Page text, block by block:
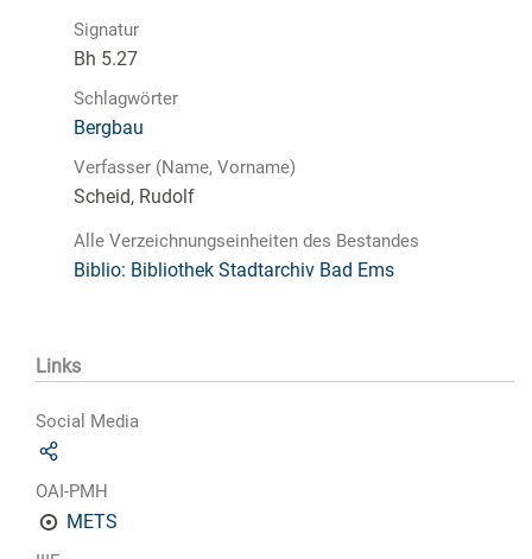
Signatur
Bh 5.27
Schlagwörter
Bergbau
Verfasser (Name, Vorname)
Scheid, Rudolf
Alle Verzeichnungseinheiten des Bestandes
Biblio: Bibliothek Stadtarchiv Bad Ems
Links
Social Media
OAI-PMH
METS